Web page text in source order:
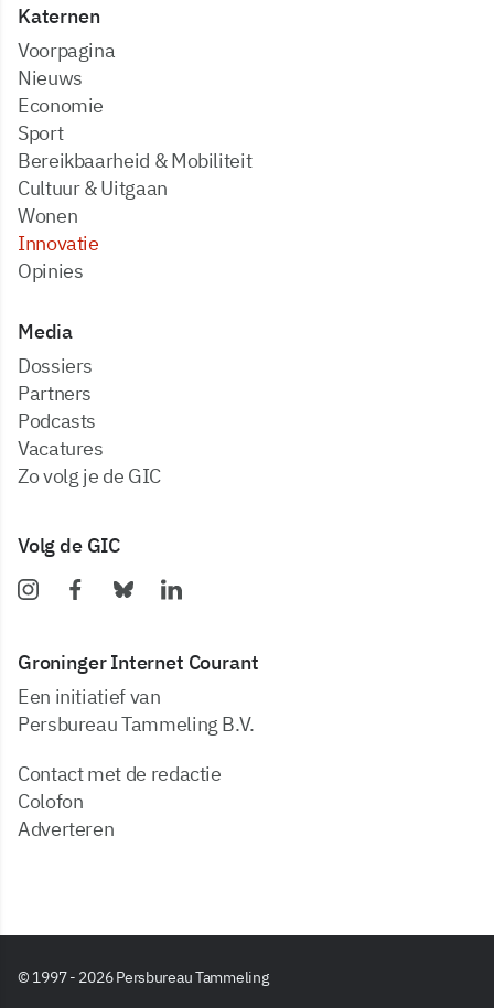
Katernen
Voorpagina
Nieuws
Economie
Sport
Bereikbaarheid & Mobiliteit
Cultuur & Uitgaan
Wonen
Innovatie
Opinies
Media
dossiers
partners
podcasts
vacatures
zo volg je de GIC
Volg de GIC
Groninger Internet Courant
Een initiatief van
Persbureau Tammeling B.V.
Contact met de redactie
Colofon
Adverteren
© 1997 - 2026 Persbureau Tammeling